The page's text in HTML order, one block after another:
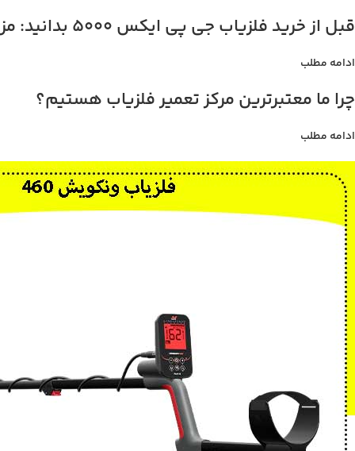
قبل از خرید فلزیاب جی پی ایکس 5000 بدانید: مزایا، معایب، و قیمت
ادامه مطلب
چرا ما معتبرترین مرکز تعمیر فلزیاب هستیم؟
ادامه مطلب